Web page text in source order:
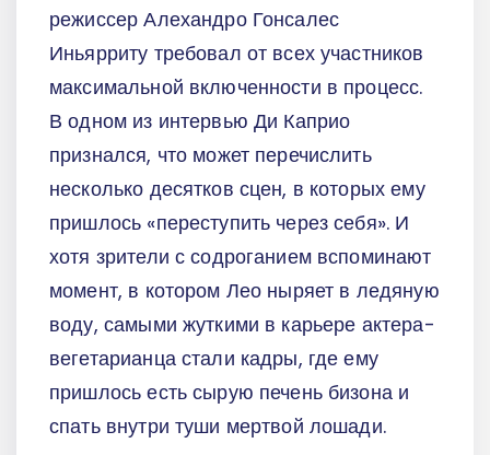
режиссер Алехандро Гонсалес
Иньярриту требовал от всех участников
максимальной включенности в процесс.
В одном из интервью Ди Каприо
признался, что может перечислить
несколько десятков сцен, в которых ему
пришлось «переступить через себя». И
хотя зрители с содроганием вспоминают
момент, в котором Лео ныряет в ледяную
воду, самыми жуткими в карьере актера-
вегетарианца стали кадры, где ему
пришлось есть сырую печень бизона и
спать внутри туши мертвой лошади.